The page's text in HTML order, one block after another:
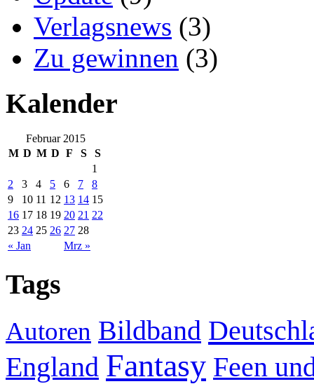
Verlagsnews (3)
Zu gewinnen (3)
Kalender
Februar 2015
M D M D F S S
« Jan Mrz »
1
2
3 4 5 6 7
8
9
10 11 12 13 14 15
16 17 18 19 20 21 22
23 24 25 26 27 28
Tags
Autoren Bildband
England Fantasy Feen